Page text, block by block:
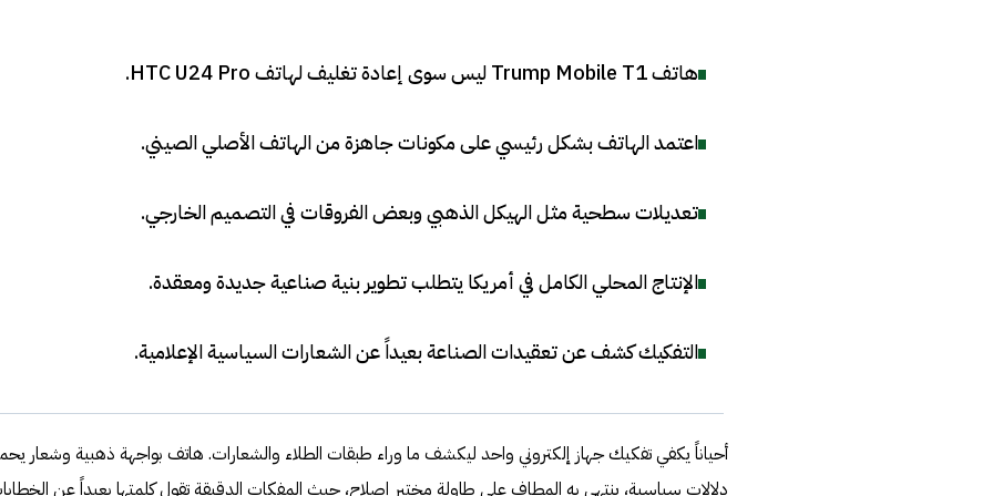
هاتف Trump Mobile T1 ليس سوى إعادة تغليف لهاتف HTC U24 Pro .
اعتمد الهاتف بشكل رئيسي على مكونات جاهزة من الهاتف الأصلي الصيني.
تعديلات سطحية مثل الهيكل الذهبي وبعض الفروقات في التصميم الخارجي.
الإنتاج المحلي الكامل في أمريكا يتطلب تطوير بنية صناعية جديدة ومعقدة.
التفكيك كشف عن تعقيدات الصناعة بعيداً عن الشعارات السياسية الإعلامية.
أحياناً يكفي تفكيك جهاز إلكتروني واحد ليكشف ما وراء طبقات الطلاء والشعارات. هاتف بواجهة ذهبية وشعار
دلالات سياسية، ينتهي به المطاف على طاولة مختبر إصلاح، حيث المفكات الدقيقة تقول كلمتها بعيداً عن